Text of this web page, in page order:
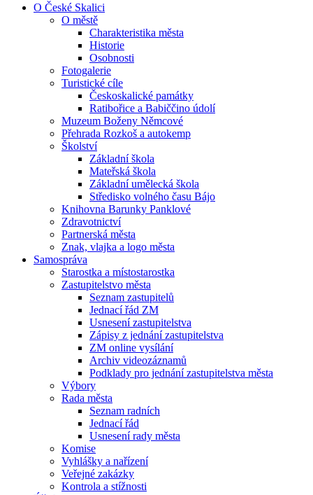
O České Skalici
O městě
Charakteristika města
Historie
Osobnosti
Fotogalerie
Turistické cíle
Českoskalické památky
Ratibořice a Babiččino údolí
Muzeum Boženy Němcové
Přehrada Rozkoš a autokemp
Školství
Základní škola
Mateřská škola
Základní umělecká škola
Středisko volného času Bájo
Knihovna Barunky Panklové
Zdravotnictví
Partnerská města
Znak, vlajka a logo města
Samospráva
Starostka a místostarostka
Zastupitelstvo města
Seznam zastupitelů
Jednací řád ZM
Usnesení zastupitelstva
Zápisy z jednání zastupitelstva
ZM online vysílání
Archiv videozáznamů
Podklady pro jednání zastupitelstva města
Výbory
Rada města
Seznam radních
Jednací řád
Usnesení rady města
Komise
Vyhlášky a nařízení
Veřejné zakázky
Kontrola a stížnosti